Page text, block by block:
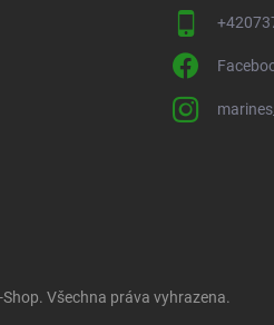
. Všechna práva vyhrazena.